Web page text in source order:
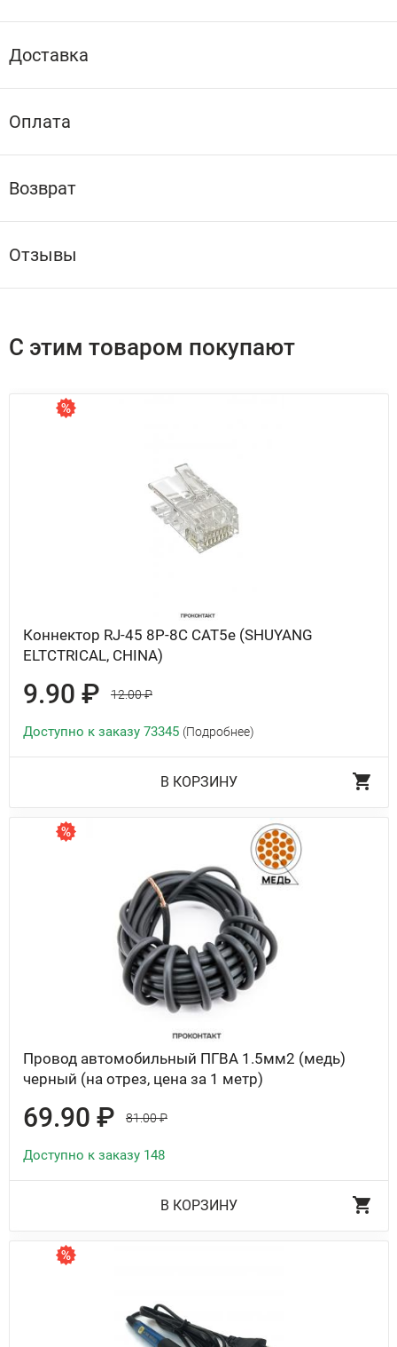
Доставка
Оплата
Возврат
Отзывы
С этим товаром покупают
Коннектор RJ-45 8P-8C CAT5e (SHUYANG
ELTCTRICAL, CHINA)
9.90 ₽ 12.00 ₽
Доступно к заказу 73345 (Подробнее)
В КОРЗИНУ
Провод автомобильный ПГВА 1.5мм2 (медь)
черный (на отрез, цена за 1 метр)
69.90 ₽ 81.00 ₽
Доступно к заказу 148
В КОРЗИНУ